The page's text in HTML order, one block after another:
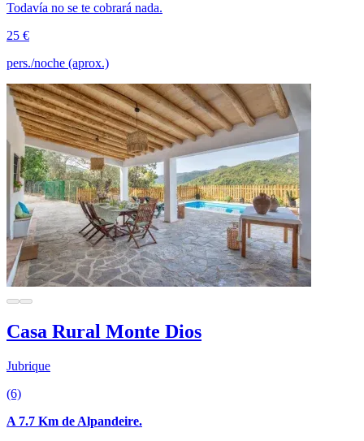
Todavía no se te cobrará nada.
25 €
pers./noche (aprox.)
Casa Rural Monte Dios
Jubrique
(6)
A 7.7 Km de Alpandeire.